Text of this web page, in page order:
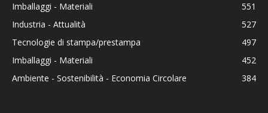
Imballaggi - Materiali
551
Industria - Attualità
527
Tecnologie di stampa/prestampa
497
Imballaggi - Materiali
452
Ambiente - Sostenibilità - Economia Circolare
384